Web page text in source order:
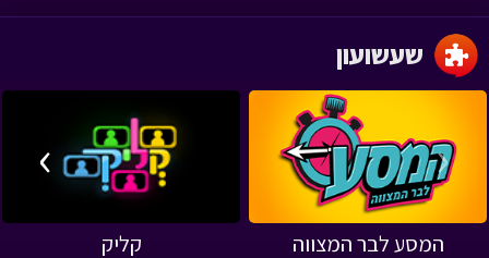
המסע לבר המצווה קליק
‹
›